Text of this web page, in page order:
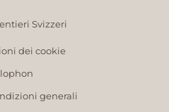
Svizzeri
dei cookie
generali